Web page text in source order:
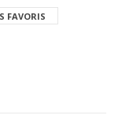
FAVORIS